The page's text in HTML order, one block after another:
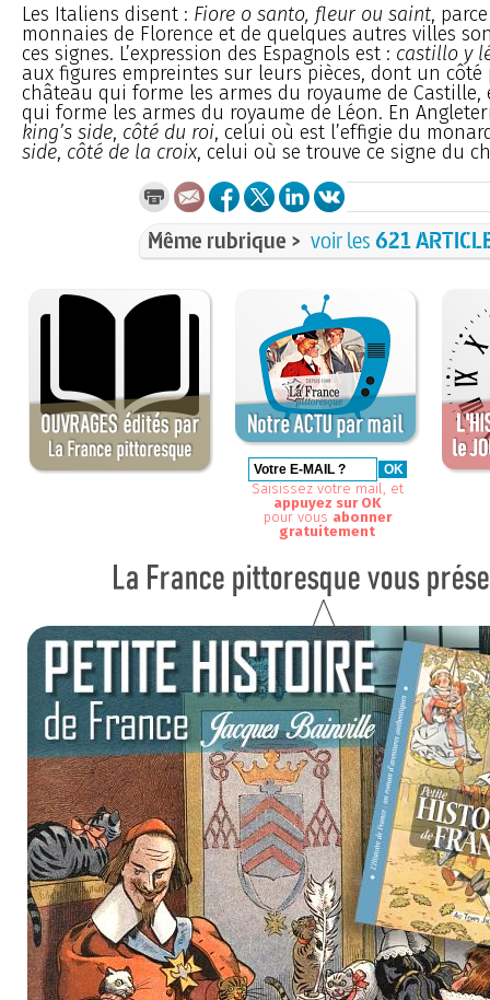
Les Italiens disent : Fiore o santo, fleur ou saint,
monnaies de Florence et de quelques autres villes
ces signes. L’expression des Espagnols est : castillo y
aux figures empreintes sur leurs pièces, dont un côté
château qui forme les armes du royaume de Castille,
qui forme les armes du royaume de Léon. En
king’s side, côté du roi, celui où est l’effigie du
side, côté de la croix, celui où se trouve ce signe du
Même rubrique > voir les621
Saisissez votre mail, et
appuyez sur OK
pour vous abonner
gratuitement